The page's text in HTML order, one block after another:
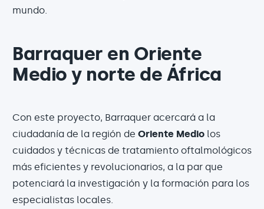
mundo.
Barraquer en Oriente
Medio y norte de África
Con este proyecto, Barraquer acercará a la
ciudadanía de la región de Oriente Medio los
cuidados y técnicas de tratamiento oftalmológicos
más eficientes y revolucionarios, a la par que
potenciará la investigación y la formación para los
especialistas locales.